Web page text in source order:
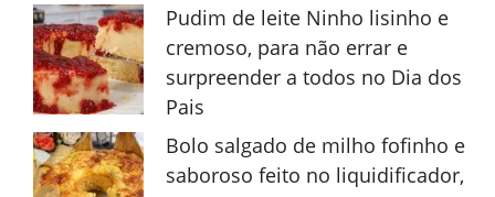
Pudim de leite Ninho lisinho e
cremoso, para não errar e
surpreender a todos no Dia dos
Pais
Bolo salgado de milho fofinho e
saboroso feito no liquidificador,